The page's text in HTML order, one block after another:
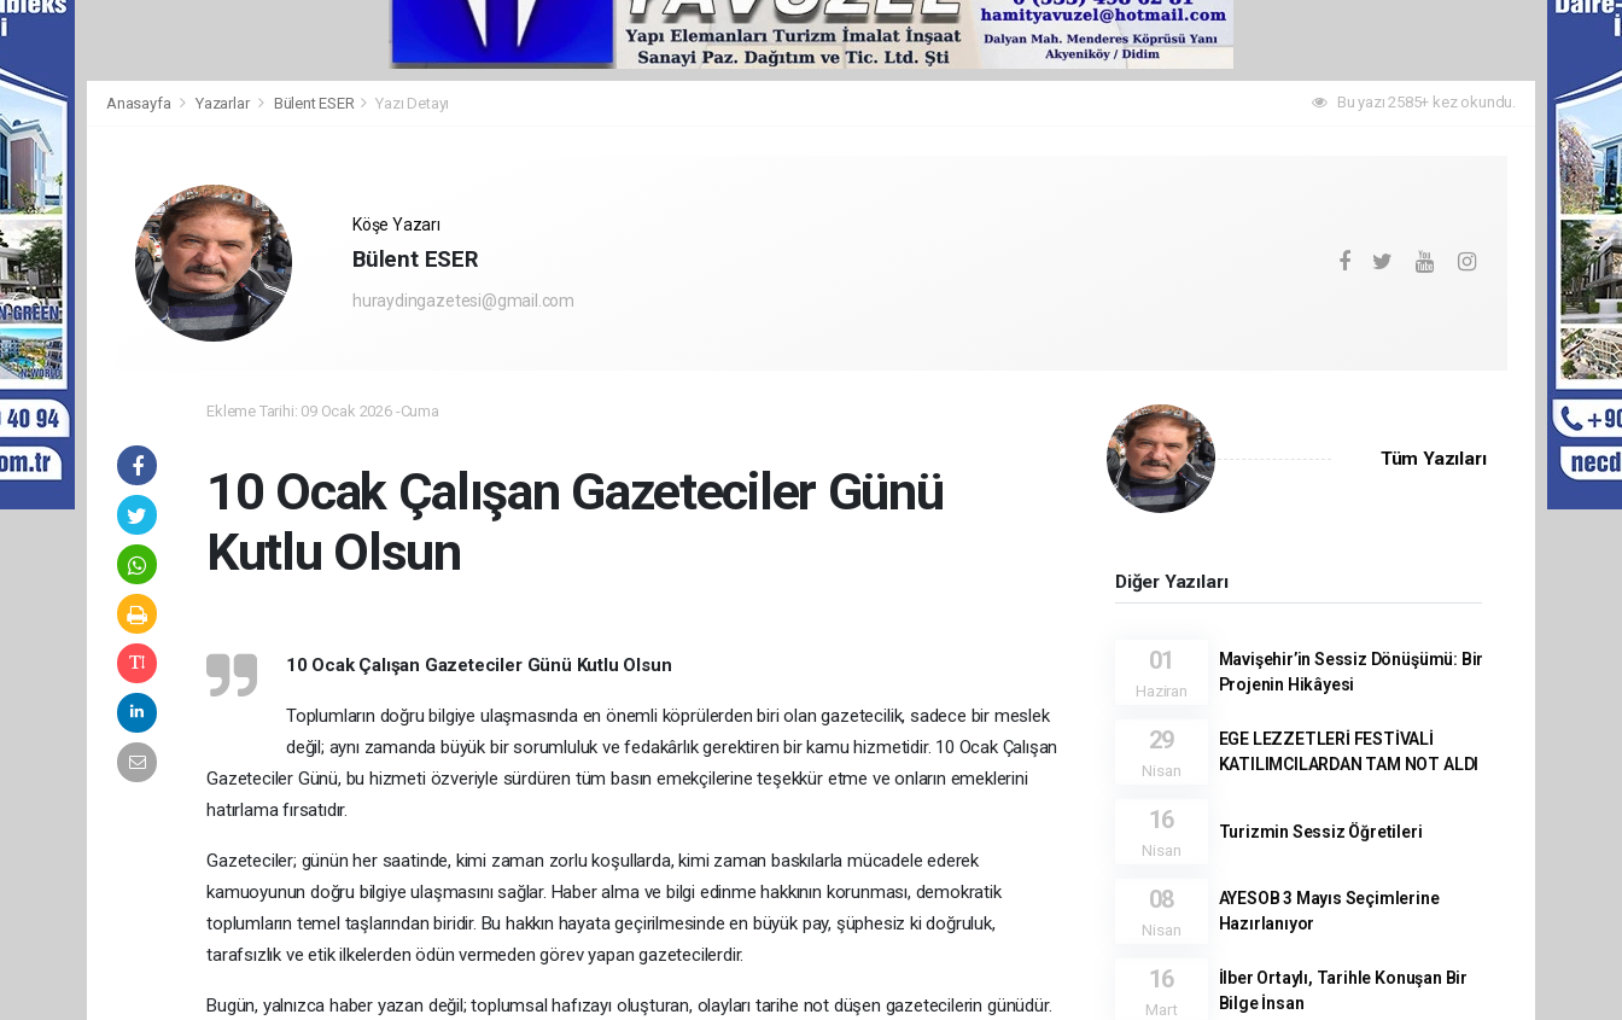
Anasayfa Yazarlar Bülent ESER Yazı Detayı Bu yazı 2585+ kez okundu.
Köşe Yazarı
Bülent ESER
huraydingazetesi@gmail.com
Ekleme Tarihi: 09 Ocak 2026 -Cuma
10 Ocak Çalışan Gazeteciler Günü
Kutlu Olsun
10 Ocak Çalışan Gazeteciler Günü Kutlu Olsun
Toplumların doğru bilgiye ulaşmasında en önemli köprülerden biri olan gazetecilik, sadece bir meslek
değil; aynı zamanda büyük bir sorumluluk ve fedakârlık gerektiren bir kamu hizmetidir. 10 Ocak Çalışan
Gazeteciler Günü, bu hizmeti özveriyle sürdüren tüm basın emekçilerine teşekkür etme ve onların emeklerini
hatırlama fırsatıdır.
Gazeteciler; günün her saatinde, kimi zaman zorlu koşullarda, kimi zaman baskılarla mücadele ederek
kamuoyunun doğru bilgiye ulaşmasını sağlar. Haber alma ve bilgi edinme hakkının korunması, demokratik
toplumların temel taşlarından biridir. Bu hakkın hayata geçirilmesinde en büyük pay, şüphesiz ki doğruluk,
tarafsızlık ve etik ilkelerden ödün vermeden görev yapan gazetecilerdir.
Bugün, yalnızca haber yazan değil; toplumsal hafızayı oluşturan, olayları tarihe not düşen gazetecilerin günüdür.
Tüm Yazıları
Diğer Yazıları
01
Haziran
Mavişehir’in Sessiz Dönüşümü: Bir
Projenin Hikâyesi
29
Nisan
EGE LEZZETLERİ FESTİVALİ
KATILIMCILARDAN TAM NOT ALDI
16
Nisan
Turizmin Sessiz Öğretileri
08
Nisan
AYESOB 3 Mayıs Seçimlerine
Hazırlanıyor
16
Mart
İlber Ortaylı, Tarihle Konuşan Bir
Bilge İnsan